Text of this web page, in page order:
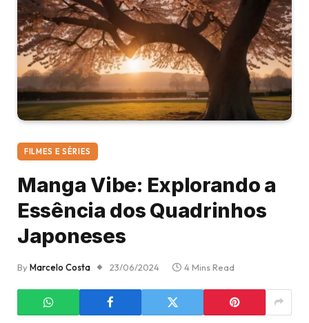
FILMES E SÉRIES
Manga Vibe: Explorando a
Essência dos Quadrinhos
Japoneses
ByMarcelo Costa 23/06/2024 4 Mins Read